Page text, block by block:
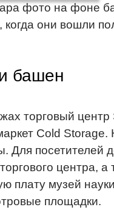
фото на фоне
когда они вошли
башен
торговый центр
Cold Storage.
Для посетителей
центра, а
плату музей
площадки.